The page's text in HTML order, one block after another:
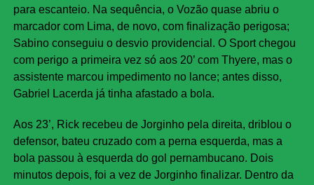
para escanteio. Na sequência, o Vozão quase abriu o
marcador com Lima, de novo, com finalização perigosa;
Sabino conseguiu o desvio providencial. O Sport chegou
com perigo a primeira vez só aos 20’ com Thyere, mas o
assistente marcou impedimento no lance; antes disso,
Gabriel Lacerda já tinha afastado a bola.
Aos 23’, Rick recebeu de Jorginho pela direita, driblou o
defensor, bateu cruzado com a perna esquerda, mas a
bola passou à esquerda do gol pernambucano. Dois
minutos depois, foi a vez de Jorginho finalizar. Dentro da